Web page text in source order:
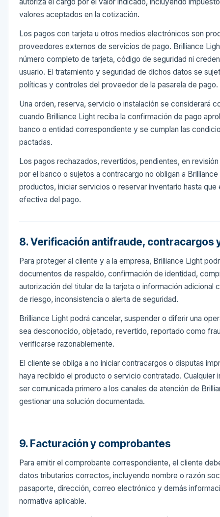
valores aceptados en la cotización.
Los pagos con tarjeta u otros medios electrónicos son
proveedores externos de servicios de pago. Brilliance
número completo de tarjeta, código de seguridad ni
usuario. El tratamiento y seguridad de dichos datos se
políticas y controles del proveedor de la pasarela de pago.
Una orden, reserva, servicio o instalación se considerará
cuando Brilliance Light reciba la confirmación de pago
banco o entidad correspondiente y se cumplan las
pactadas.
Los pagos rechazados, revertidos, pendientes, en
por el banco o sujetos a contracargo no obligan a
productos, iniciar servicios o reservar inventario hasta
efectiva del pago.
8. Verificación antifraude, contracargos
Para proteger al cliente y a la empresa, Brilliance Light
documentos de respaldo, confirmación de identidad,
autorización del titular de la tarjeta o información adicional
de riesgo, inconsistencia o alerta de seguridad.
Brilliance Light podrá cancelar, suspender o diferir una
sea desconocido, objetado, revertido, reportado como
verificarse razonablemente.
El cliente se obliga a no iniciar contracargos o disputas
haya recibido el producto o servicio contratado. Cualquier
ser comunicada primero a los canales de atención de
gestionar una solución documentada.
9. Facturación y comprobantes
Para emitir el comprobante correspondiente, el cliente
datos tributarios correctos, incluyendo nombre o razón
pasaporte, dirección, correo electrónico y demás
normativa aplicable.